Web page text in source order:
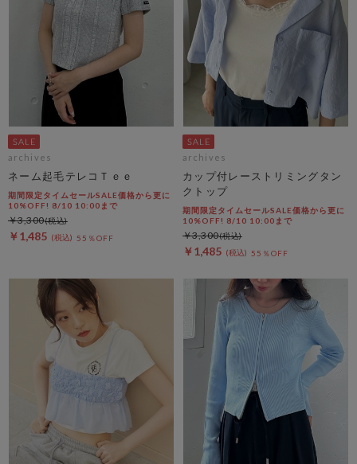
archives
ネーム起毛テレコＴｅｅ
期間限定タイムセールSALE価格から更に
10%OFF! 8/10 10:00まで
￥1,485 55％OFF
￥3,300
archives
カップ付レーストリミングタン
クトップ
期間限定タイムセールSALE価格から更に
10%OFF! 8/10 10:00まで
￥1,485 55％OFF
￥3,300